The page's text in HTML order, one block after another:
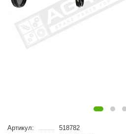
Артикул:
518782